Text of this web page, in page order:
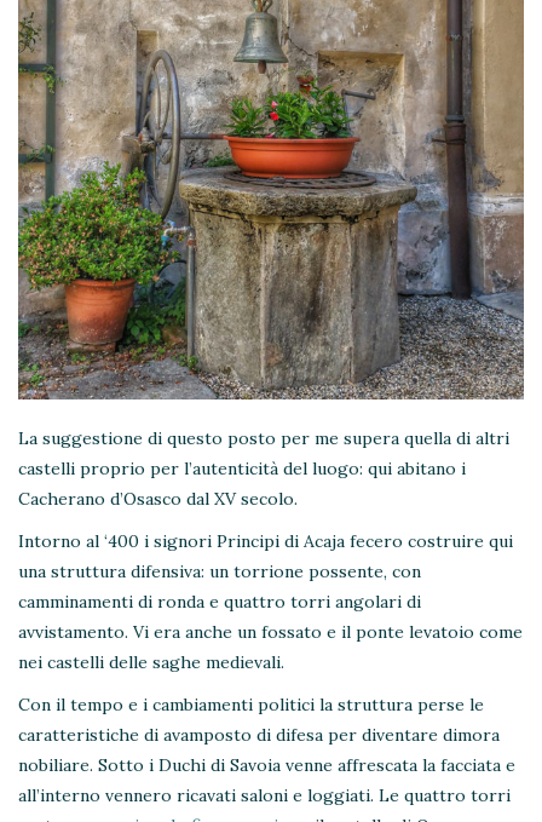
La suggestione di questo posto per me supera quella di altri
castelli proprio per l’autenticità del luogo: qui abitano i
Cacherano d’Osasco dal XV secolo.
Intorno al ‘400 i signori Principi di Acaja fecero costruire qui
una struttura difensiva: un torrione possente, con
camminamenti di ronda e quattro torri angolari di
avvistamento. Vi era anche un fossato e il ponte levatoio come
nei castelli delle saghe medievali.
Con il tempo e i cambiamenti politici la struttura perse le
caratteristiche di avamposto di difesa per diventare dimora
nobiliare. Sotto i Duchi di Savoia venne affrescata la facciata e
all’interno vennero ricavati saloni e loggiati. Le quattro torri